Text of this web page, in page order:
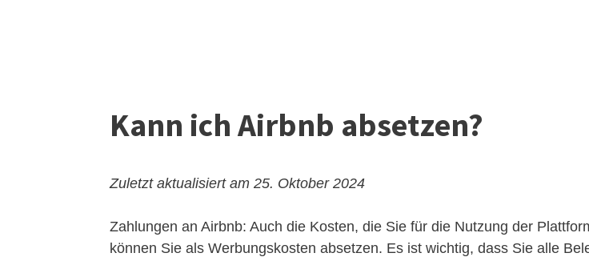
Kann ich Airbnb absetzen?
Zuletzt aktualisiert am 25. Oktober 2024
Zahlungen an Airbnb: Auch die Kosten, die Sie für die Nutzung der
können Sie als Werbungskosten absetzen. Es ist wichtig, dass Sie alle